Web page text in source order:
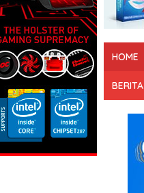
HOME
BERITA